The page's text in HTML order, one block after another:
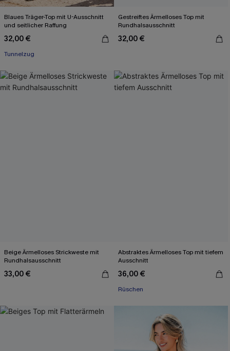
Blaues Träger-Top mit U-Ausschnitt
und seitlicher Raffung
32,00 €
Tunnelzug
Gestreiftes Ärmelloses Top mit
Rundhalsausschnitt
32,00 €
Beige Ärmelloses Strickweste mit
Rundhalsausschnitt
33,00 €
Abstraktes Ärmelloses Top mit tiefem
Ausschnitt
36,00 €
Rüschen